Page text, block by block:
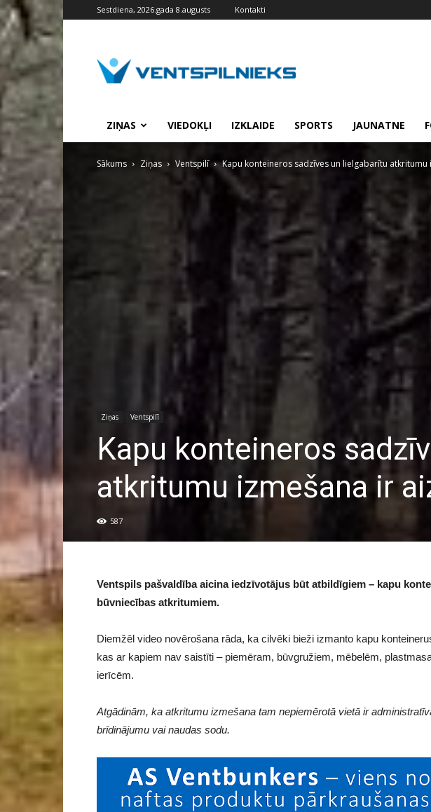
Sestdiena, 2026.gada 8.augusts Kontakti
ZIŅAS VIEDOKĻI IZKLAIDE SPORTS JAUNATNE
Sākums Ziņas Ventspilī Kapu konteineros sadzīves un lielgabarītu atkritumu
Ziņas Ventspilī
Kapu konteineros
atkritumu izmešana ir
587
Ventspils pašvaldība aicina iedzīvotājus būt atbildīgiem – kapu
būvniecības atkritumiem.
Diemžēl video novērošana rāda, ka cilvēki bieži izmanto kapu
kas ar kapiem nav saistīti – piemēram, būvgružiem, mēbelēm,
ierīcēm.
Atgādinām, ka atkritumu izmešana tam nepiemērotā vietā ir
brīdinājumu vai naudas sodu.